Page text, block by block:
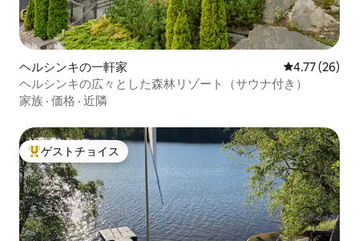
ヘルシンキの一軒家 レビュー26
4.77 (26)
ヘルシンキの広々とした森林リゾート（サウナ付き）
家族 · 価格 · 近隣
大好評のゲストチョイスです。
ゲストチョイス